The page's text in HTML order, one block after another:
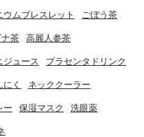
ウムブレスレット ごぼう茶
茶 高麗人参茶
ジュース プラセンタドリンク
く ネッククーラー
ー 保湿マスク 洗眼薬